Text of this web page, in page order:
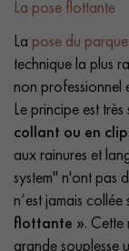
La pose flottante
La pose du
technique la plus
non professionnel
Le principe est
collant ou en
aux rainures et
system" n'ont pas
n’est jamais
flottante ».
grande souplesse